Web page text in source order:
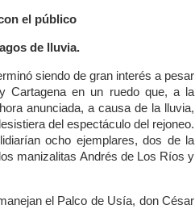
el público
de lluvia.
siendo de gran interés a pesar
Cartagena en un ruedo que, a la
anunciada, a causa de la lluvia,
del espectáculo del rejoneo.
ocho ejemplares, dos de la
manizalitas Andrés de Los Ríos y
el Palco de Usía, don César